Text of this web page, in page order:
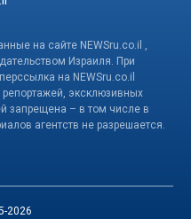
на сайте NEWSru.co.il ,
Израиля. При
на NEWSru.co.il
репортажей, эксклюзивных
запрещена – в том числе в
агентств не разрешается.
2026